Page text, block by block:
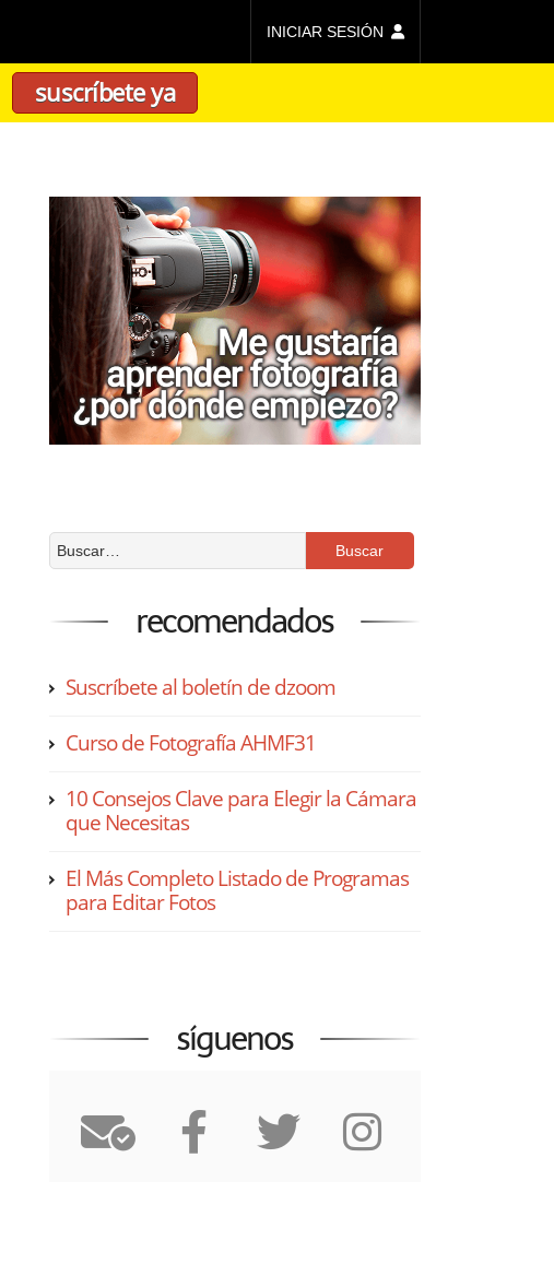
INICIAR SESIÓN
suscríbete ya
recomendados
Suscríbete al boletín de dzoom
Curso de Fotografía AHMF31
10 Consejos Clave para Elegir la Cámara
que Necesitas
El Más Completo Listado de Programas
para Editar Fotos
síguenos